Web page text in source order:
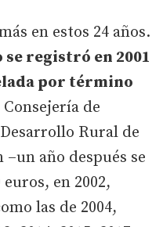
en estos 24 años.
se registró en 2001
por término
de
Rural de
año después se
en 2002,
las de 2004,